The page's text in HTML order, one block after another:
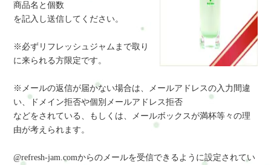
商品名と個数
を記入し送信してください。
※必ずリフレッシュジャムまで取り
に来られる方限定です。
※メールの返信が届かない場合は、メールアドレスの入力間違
い、ドメイン拒否や個別メールアドレス拒否
などをされている、もしくは、メールボックスが満杯等々の理
由が考えられます。
@refresh-jam.comからのメールを受信できるように設定されてい